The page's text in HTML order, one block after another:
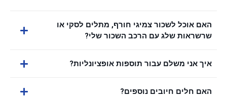
האם אוכל לשכור צמיגי חורף, מתלים לסקי או
שרשראות שלג עם הרכב השכור שלי?
איך אני משלם עבור תוספות אופציונליות?
האם חלים חיובים נוספים?